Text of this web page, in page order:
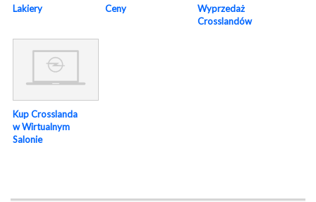
Lakiery Ceny
Wyprzedaż
Crosslandów
Kup Crosslanda
w Wirtualnym
Salonie